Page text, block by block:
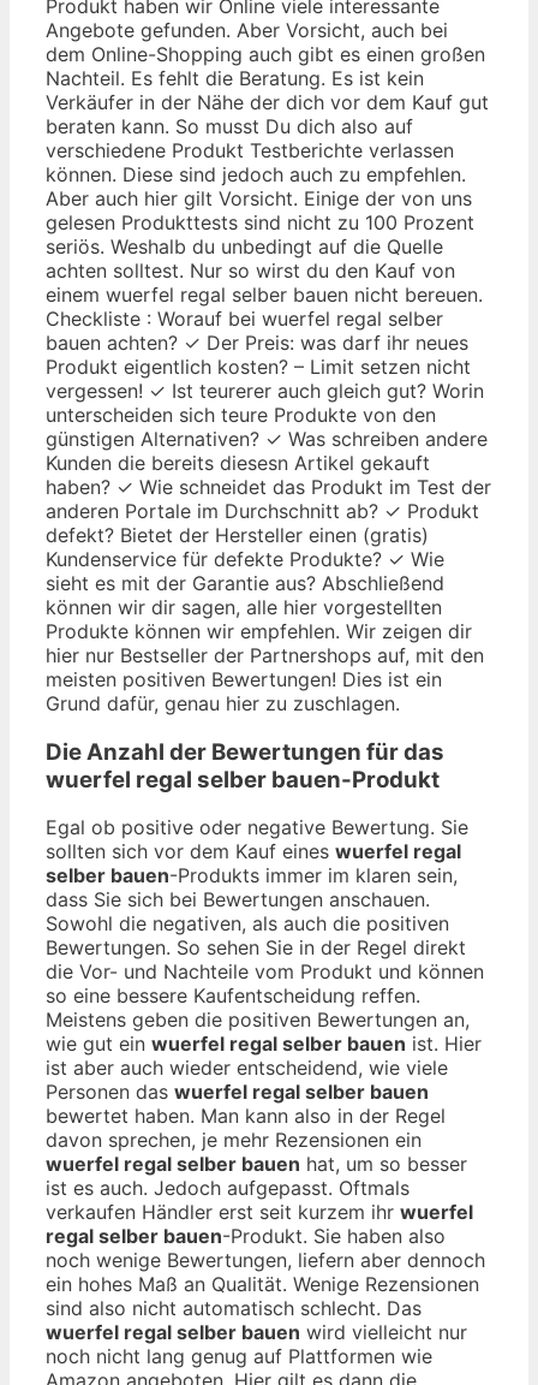
Produkt haben wir Online viele interessante
Angebote gefunden. Aber Vorsicht, auch bei
dem Online-Shopping auch gibt es einen großen
Nachteil. Es fehlt die Beratung. Es ist kein
Verkäufer in der Nähe der dich vor dem Kauf gut
beraten kann. So musst Du dich also auf
verschiedene Produkt Testberichte verlassen
können. Diese sind jedoch auch zu empfehlen.
Aber auch hier gilt Vorsicht. Einige der von uns
gelesen Produkttests sind nicht zu 100 Prozent
seriös. Weshalb du unbedingt auf die Quelle
achten solltest. Nur so wirst du den Kauf von
einem wuerfel regal selber bauen nicht bereuen.
Checkliste : Worauf bei wuerfel regal selber
bauen achten? ✓ Der Preis: was darf ihr neues
Produkt eigentlich kosten? – Limit setzen nicht
vergessen! ✓ Ist teurerer auch gleich gut? Worin
unterscheiden sich teure Produkte von den
günstigen Alternativen? ✓ Was schreiben andere
Kunden die bereits diesesn Artikel gekauft
haben? ✓ Wie schneidet das Produkt im Test der
anderen Portale im Durchschnitt ab? ✓ Produkt
defekt? Bietet der Hersteller einen (gratis)
Kundenservice für defekte Produkte? ✓ Wie
sieht es mit der Garantie aus? Abschließend
können wir dir sagen, alle hier vorgestellten
Produkte können wir empfehlen. Wir zeigen dir
hier nur Bestseller der Partnershops auf, mit den
meisten positiven Bewertungen! Dies ist ein
Grund dafür, genau hier zu zuschlagen.
Die Anzahl der Bewertungen für das
wuerfel regal selber bauen-Produkt
Egal ob positive oder negative Bewertung. Sie
sollten sich vor dem Kauf eines wuerfel regal
selber bauen-Produkts immer im klaren sein,
dass Sie sich bei Bewertungen anschauen.
Sowohl die negativen, als auch die positiven
Bewertungen. So sehen Sie in der Regel direkt
die Vor- und Nachteile vom Produkt und können
so eine bessere Kaufentscheidung reffen.
Meistens geben die positiven Bewertungen an,
wie gut ein wuerfel regal selber bauen ist. Hier
ist aber auch wieder entscheidend, wie viele
Personen das wuerfel regal selber bauen
bewertet haben. Man kann also in der Regel
davon sprechen, je mehr Rezensionen ein
wuerfel regal selber bauen hat, um so besser
ist es auch. Jedoch aufgepasst. Oftmals
verkaufen Händler erst seit kurzem ihr wuerfel
regal selber bauen-Produkt. Sie haben also
noch wenige Bewertungen, liefern aber dennoch
ein hohes Maß an Qualität. Wenige Rezensionen
sind also nicht automatisch schlecht. Das
wuerfel regal selber bauen wird vielleicht nur
noch nicht lang genug auf Plattformen wie